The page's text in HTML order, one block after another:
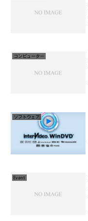
コンビューター
ソフトウェア
Event